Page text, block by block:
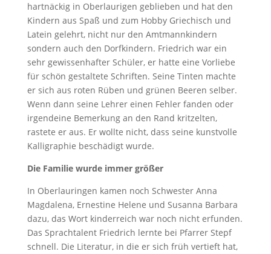
hartnäckig in Oberlaurigen geblieben und hat den
Kindern aus Spaß und zum Hobby Griechisch und
Latein gelehrt, nicht nur den Amtmannkindern
sondern auch den Dorfkindern. Friedrich war ein
sehr gewissenhafter Schüler, er hatte eine Vorliebe
für schön gestaltete Schriften. Seine Tinten machte
er sich aus roten Rüben und grünen Beeren selber.
Wenn dann seine Lehrer einen Fehler fanden oder
irgendeine Bemerkung an den Rand kritzelten,
rastete er aus. Er wollte nicht, dass seine kunstvolle
Kalligraphie beschädigt wurde.
Die Familie wurde immer größer
In Oberlauringen kamen noch Schwester Anna
Magdalena, Ernestine Helene und Susanna Barbara
dazu, das Wort kinderreich war noch nicht erfunden.
Das Sprachtalent Friedrich lernte bei Pfarrer Stepf
schnell. Die Literatur, in die er sich früh vertieft hat,